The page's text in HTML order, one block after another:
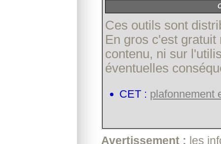
Ces outils sont
En gros c'est
contenu, ni sur
éventuelles
CET : plafonnement
Avertissement : les